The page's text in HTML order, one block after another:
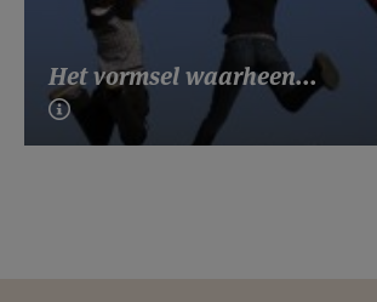
Het vormsel waarheen...